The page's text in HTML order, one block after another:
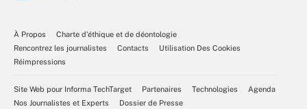
À Propos
Charte d’éthique et de déontologie
Rencontrez les journalistes
Contacts
Utilisation Des Cookies
Réimpressions
Site Web pour Informa TechTarget Partenaires Technologies
Agenda
Nos Journalistes et Experts
Dossier de Presse